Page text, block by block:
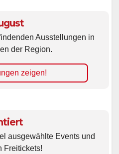
Ausstellungen in
der Region.
zeigen!
ausgewählte Events und
Freitickets!